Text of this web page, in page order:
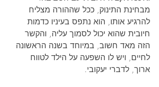
מבחינת התינוק, ככל שההורה מצליח
להרגיע אותו, הוא נתפס בעיניו כדמות
חיובית שהוא יכול לסמוך עליה, והקשר
הזה מאד חשוב, במיוחד בשנה הראשונה
לחיים, ויש לו השפעה על הילד לטווח
ארוך, לדברי יעקובי.